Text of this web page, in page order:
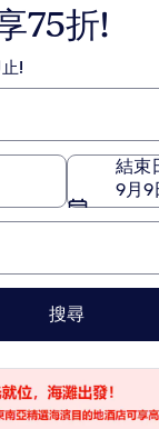
75折!
!
結束
9月9
搜尋